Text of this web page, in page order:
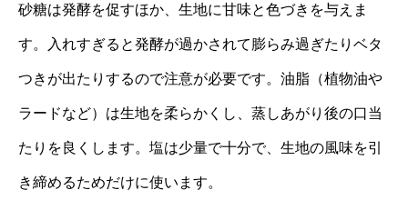
砂糖は発酵を促すほか、生地に甘味と色づきを与えま
す。入れすぎると発酵が過かされて膨らみ過ぎたりベタ
つきが出たりするので注意が必要です。油脂（植物油や
ラードなど）は生地を柔らかくし、蒸しあがり後の口当
たりを良くします。塩は少量で十分で、生地の風味を引
き締めるためだけに使います。